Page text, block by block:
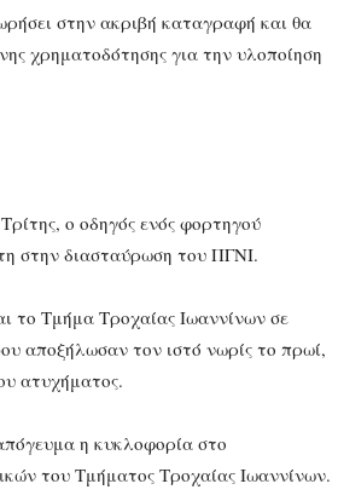
στην ακριβή καταγραφή και θα
χρηματοδότησης για την υλοποίηση
ο οδηγός ενός φορτηγού
στην διασταύρωση του ΠΓΝΙ.
το Τμήμα Τροχαίας Ιωαννίνων σε
αποξήλωσαν τον ιστό νωρίς το πρωί,
ατυχήματος.
η κυκλοφορία στο
του Τμήματος Τροχαίας Ιωαννίνων.